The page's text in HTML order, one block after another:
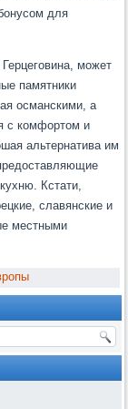
для
может
памятники
османскими, а
с комфортом и
альтернатива им
Кстати,
славянские и
местными